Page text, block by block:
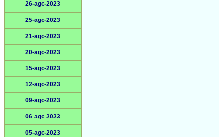
26-ago-2023
25-ago-2023
21-ago-2023
20-ago-2023
15-ago-2023
12-ago-2023
09-ago-2023
06-ago-2023
05-ago-2023